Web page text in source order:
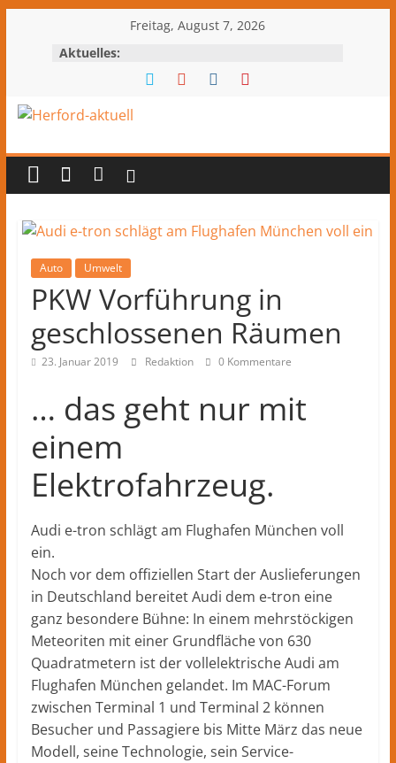
springen
Freitag, August 7, 2026
Aktuelles:
Herford-
aktuell
Nachrichten
Kultur
aus
Herford
und
dem
lokale
Nachrichten
und
mehr
aus
Herford
im
Kreis
Herford
Auto Umwelt
PKW Vorführung in
geschlossenen Räumen
23. Januar 2019 Redaktion 0 Kommentare
… das geht nur mit
einem
Elektrofahrzeug.
Audi e-tron schlägt am Flughafen München voll
ein.
Noch vor dem offiziellen Start der Auslieferungen
in Deutschland bereitet Audi dem e-tron eine
ganz besondere Bühne: In einem mehrstöckigen
Meteoriten mit einer Grundfläche von 630
Quadratmetern ist der vollelektrische Audi am
Flughafen München gelandet. Im MAC-Forum
zwischen Terminal 1 und Terminal 2 können
Besucher und Passagiere bis Mitte März das neue
Modell, seine Technologie, sein Service-